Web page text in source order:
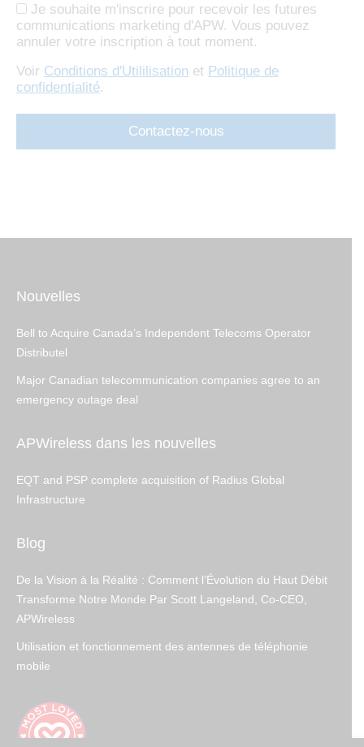
Consent
Je souhaite m'inscrire pour recevoir les futures
communications marketing d'APW. Vous pouvez
annuler votre inscription à tout moment.
Voir Conditions d'Utililisation et Politique de
confidentialité.
Nouvelles
Bell to Acquire Canada’s Independent Telecoms Operator
Distributel
Major Canadian telecommunication companies agree to an
emergency outage deal
APWireless dans les nouvelles
EQT and PSP complete acquisition of Radius Global
Infrastructure
Blog
De la Vision à la Réalité : Comment l’Évolution du Haut Débit
Transforme Notre Monde Par Scott Langeland, Co-CEO,
APWireless
Utilisation et fonctionnement des antennes de téléphonie
mobile